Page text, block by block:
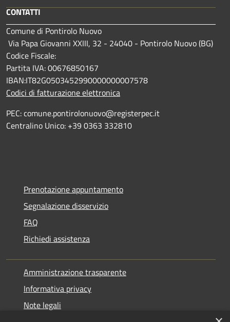
CONTATTI
Comune di Pontirolo Nuovo
Via Papa Giovanni XXIII, 32 - 24040 - Pontirolo Nuovo (BG)
Codice Fiscale:
Partita IVA: 00676850167
IBAN:IT82G0503452990000000007578
Codici di fatturazione elettronica
PEC: comune.pontirolonuovo@registerpec.it
Centralino Unico: +39 0363 332810
Prenotazione appuntamento
Segnalazione disservizio
FAQ
Richiedi assistenza
Amministrazione trasparente
Informativa privacy
Note legali